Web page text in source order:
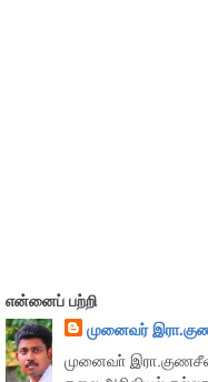
என்னைப் பற்றி
முனைவர்
முனைவா்